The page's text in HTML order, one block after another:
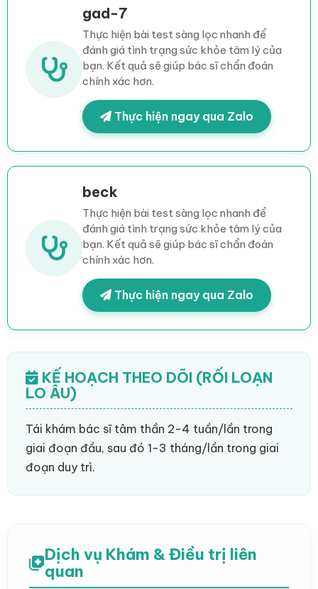
gad-7
Thực hiện bài test sàng lọc nhanh để
đánh giá tình trạng sức khỏe tâm lý của
bạn. Kết quả sẽ giúp bác sĩ chẩn đoán
chính xác hơn.
Thực hiện ngay qua Zalo
beck
Thực hiện bài test sàng lọc nhanh để
đánh giá tình trạng sức khỏe tâm lý của
bạn. Kết quả sẽ giúp bác sĩ chẩn đoán
chính xác hơn.
Thực hiện ngay qua Zalo
KẾ HOẠCH THEO DÕI (RỐI LOẠN
LO ÂU)
Tái khám bác sĩ tâm thần 2-4 tuần/lần trong
giai đoạn đầu, sau đó 1-3 tháng/lần trong giai
đoạn duy trì.
Dịch vụ Khám & Điều trị liên
quan